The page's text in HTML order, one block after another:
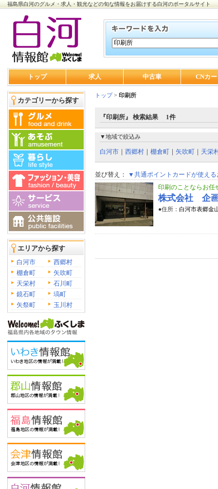
福島県白河のグルメ・求人・観光などの旬な情報をお届けする白河のポータルサイト
トップ 求人 中古車 CNカ
カテゴリーから探す
エリアから探す
白河市
西郷村
棚倉町
矢吹町
天栄村
石川町
鏡石町
塙町
矢祭町
玉川村
トップ> 印刷所
『印刷所』 検索結果 1件
▼地域で絞込み
白河市 ｜ 西郷村 ｜ 棚倉町 ｜ 矢吹町 ｜ 天栄
並び替え：
▼共通ポイントカードが使える
印刷のことならお任
株式会社 企
●住所： 白河市表郷金